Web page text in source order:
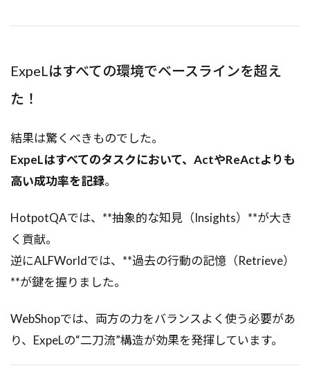
ExpeLはすべての環境でベースラインを超え
た！
結果は驚くべきものでした。
ExpeLはすべてのタスクにおいて、ActやReActよりも
高い成功率を記録。
HotpotQAでは、**抽象的な知見（Insights）**が大き
く貢献。
逆にALFWorldでは、**過去の行動の記憶（Retrieve）
**が鍵を握りました。
WebShopでは、両方の力をバランスよく使う必要があ
り、ExpeLの“二刀流”構造が効果を発揮しています。